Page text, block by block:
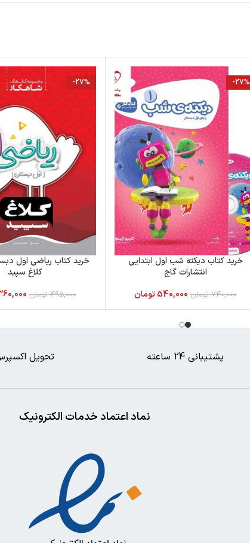
-27%
خرید کتاب دیکته شب اول ابتدایی
انتشارات گاج
740,000 تومان 540,000 تومان
-27%
خرید کتاب ریاضی اول
کلاغ سپید
495,000 تومان
پشتیبانی 24 ساعته تحویل
نماد اعتماد خدمات الکترونیک